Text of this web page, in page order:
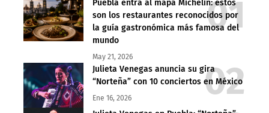
Puebla entra al mapa Michelin: estos
son los restaurantes reconocidos por
la guía gastronómica más famosa del
mundo
May 21, 2026
Julieta Venegas anuncia su gira
“Norteña” con 10 conciertos en México
Ene 16, 2026